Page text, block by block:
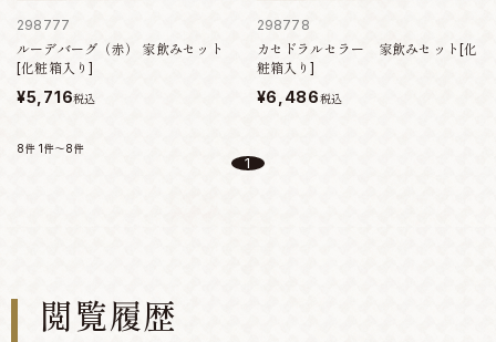
298777
ルーデバーグ（赤） 家飲みセット
[化粧箱入り]
¥5,716税込
298778
カセドラルセラー 家飲みセット[化
粧箱入り]
¥6,486税込
8件 1件～8件
1
閲覧履歴